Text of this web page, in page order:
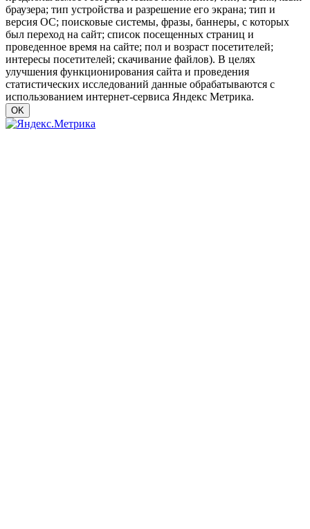
браузера; тип устройства и разрешение его экрана; тип и
версия ОС; поисковые системы, фразы, баннеры, с которых
был переход на сайт; список посещенных страниц и
проведенное время на сайте; пол и возраст посетителей;
интересы посетителей; скачивание файлов). В целях
улучшения функционирования сайта и проведения
статистических исследований данные обрабатываются с
использованием интернет-сервиса Яндекс Метрика.
OK